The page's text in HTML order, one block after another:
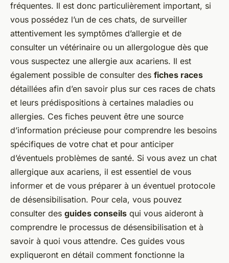
fréquentes. Il est donc particulièrement important, si
vous possédez l’un de ces chats, de surveiller
attentivement les symptômes d’allergie et de
consulter un vétérinaire ou un allergologue dès que
vous suspectez une allergie aux acariens. Il est
également possible de consulter des fiches races
détaillées afin d’en savoir plus sur ces races de chats
et leurs prédispositions à certaines maladies ou
allergies. Ces fiches peuvent être une source
d’information précieuse pour comprendre les besoins
spécifiques de votre chat et pour anticiper
d’éventuels problèmes de santé. Si vous avez un chat
allergique aux acariens, il est essentiel de vous
informer et de vous préparer à un éventuel protocole
de désensibilisation. Pour cela, vous pouvez
consulter des guides conseils qui vous aideront à
comprendre le processus de désensibilisation et à
savoir à quoi vous attendre. Ces guides vous
expliqueront en détail comment fonctionne la